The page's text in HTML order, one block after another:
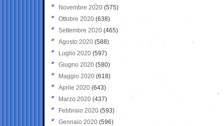
Novembre 2020 (575)
Ottobre 2020 (638)
Settembre 2020(465)
Agosto 2020 (588)
Luglio 2020 (597)
Giugno 2020 (580)
Maggio 2020 (618)
Aprile 2020 (643)
Marzo 2020 (437)
Febbraio 2020 (593)
Gennaio 2020 (596)